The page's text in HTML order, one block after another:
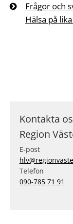
Frågor och
Hälsa på
Kontakta
Region
E-post
Telefon
090-785 71 91